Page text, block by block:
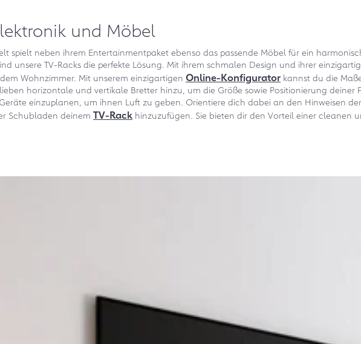
und Möbel
spielt neben ihrem Entertainmentpaket ebenso das passende Möbel für ein
unsere TV-Racks die perfekte Lösung. Mit ihrem schmalen Design und ihrer
Wohnzimmer. Mit unserem einzigartigen Online-Konfigurator kannst du die
horizontale und vertikale Bretter hinzu, um die Größe sowie Positionierung deiner
einzuplanen, um ihnen Luft zu geben. Orientiere dich dabei an den Hinweisen
Schubladen deinem TV-Rack hinzuzufügen. Sie bieten dir den Vorteil einer